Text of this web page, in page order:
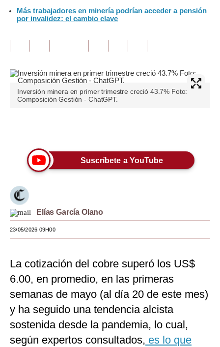
Editorial
Tendencias
Lujo
Estilos
EEUU
México
España
Internacional
Tecnología
Club del Suscriptor
Mix
G de Gestión
Más trabajadores en minería podrían acceder a pensión
por invalidez: el cambio clave
Inversión minera en primer trimestre creció 43.7% Foto:
Composición Gestión - ChatGPT.
Suscríbete a YouTube
Elías García Olano
23/05/2026 09H00
La cotización del cobre superó los US$
6.00, en promedio, en las primeras
semanas de mayo (al día 20 de este mes)
y ha seguido una tendencia alcista
sostenida desde la pandemia, lo cual,
según expertos consultados, es lo que